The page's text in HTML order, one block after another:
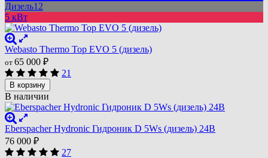
Дизель12
5 кВт
Webasto Thermo Top EVO 5 (дизель)
от 65 000 ₽
21
В корзину
В наличии
Eberspacher Hydronic Гидроник D 5Ws (дизель) 24В
76 000 ₽
27